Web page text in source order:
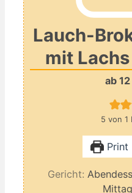
Lauch-
mit
ab
5 von 1
Print
Gericht: